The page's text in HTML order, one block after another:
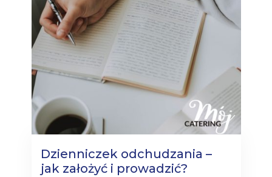
Dzienniczek odchudzania –
jak założyć i prowadzić?